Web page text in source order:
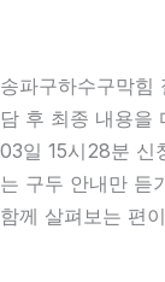
송파구하수구막힘
담 후 최종 내용을
03일 15시28분 신
는 구두 안내만 듣
함께 살펴보는 편